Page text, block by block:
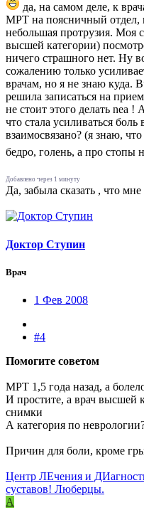
да, на самом деле, к
МРТ на поясничный отдел,
небольшая протрузия. Моя
высшей категории)
ничего страшного нет. Ну
сожалению только
врачам, но я не знаю куда.
решила записаться на
не стоит этого делать nea !
что стала усиливаться
взаимосвязано? (я знаю,
бедро, голень, а про стопы
Добавлено через 1 минуту
Да, забыла сказать , что мне
Доктор Ступин
Врач
1 Фев 2008
#4
Помогите советом
МРТ 1,5 года назад, а
И простите, а врач высшей
снимки
А категория по
Причин для боли, кроме
Центр ЛЕчения и
суставов! Люберцы.
A